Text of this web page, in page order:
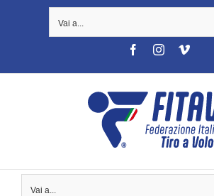
Vai a...
FacebookInstagramVimeo
Vai a...